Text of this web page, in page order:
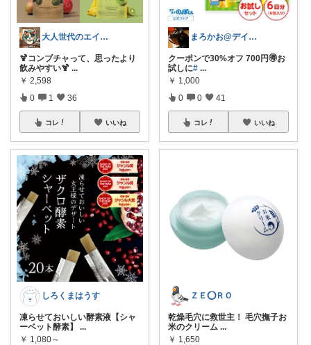
大人世代のエイジングケアROOM
🍹コンブチャって、思ったより
飲みやすい🍹 ...
￥ 2,598
0 1 36
コレ いいね
しろくまはうす
凍らせておいしい酵素液【シャ
ーベット酵素】
...
￥ 1,080～
まろかお@デイキャンプ終わり
クーポンで30%オフ 700円🉐お
試しに# ...
￥ 1,000
0 0 41
コレ いいね
ＺＥ⭕ＲＯ
乾燥毛穴に救世主！ 毛穴撫子お
米のクリーム ...
￥ 1,650